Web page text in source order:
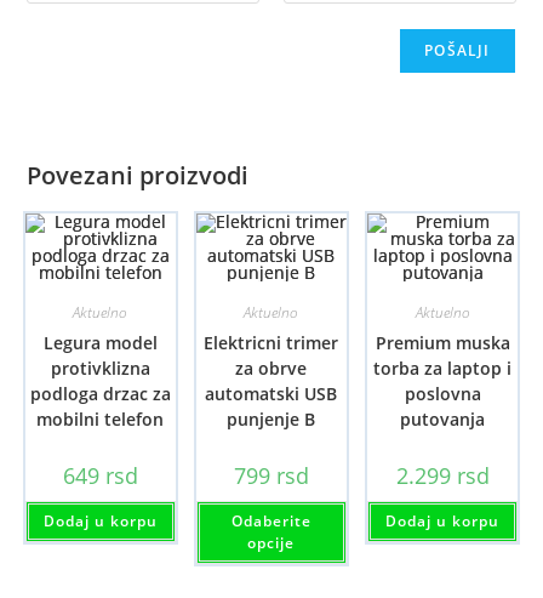
Povezani proizvodi
Aktuelno
Legura model
protivklizna
podloga drzac za
mobilni telefon
649 rsd
Dodaj u korpu
Aktuelno
Elektricni trimer
za obrve
automatski USB
punjenje B
799 rsd
Odaberite
opcije
Ovaj
proizvod
ima
Aktuelno
Premium muska
torba za laptop i
poslovna
putovanja
2.299 rsd
Dodaj u korpu